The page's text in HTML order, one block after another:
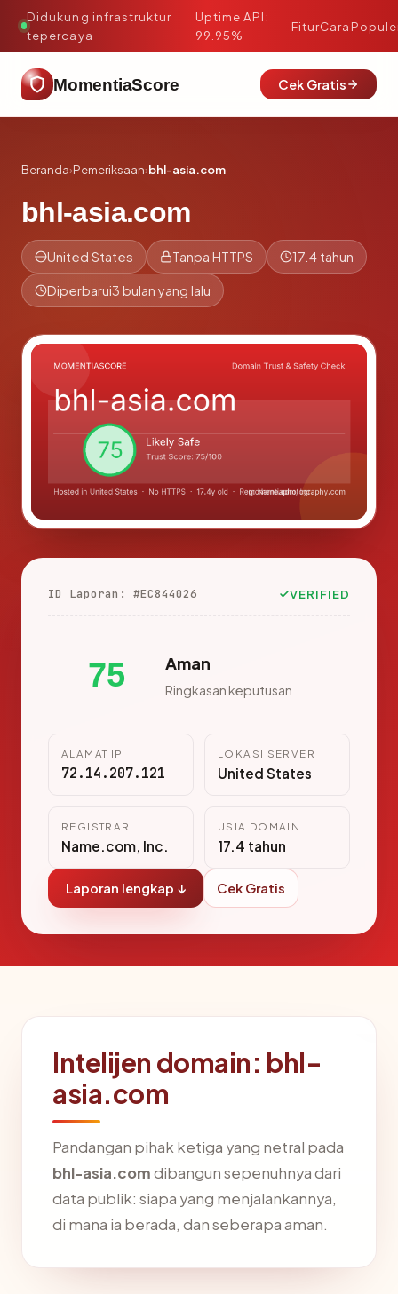
Didukung infrastruktur
tepercaya
·
Uptime API:
99.95%
FiturCara
MomentiaScore Cek Gratis
Beranda›Pemeriksaan›bhl-asia.com
bhl-asia.com
United States Tanpa HTTPS 17.4 tahun
Diperbarui3 bulan yang lalu
ID Laporan: #EC844026 VERIFIED
75 Aman
Ringkasan keputusan
ALAMAT IP
72.14.207.121
LOKASI SERVER
United States
REGISTRAR
Name.com, Inc.
USIA DOMAIN
17.4 tahun
Laporan lengkap ↓ Cek Gratis
Intelijen domain: bhl-
asia.com
Pandangan pihak ketiga yang netral pada
bhl-asia.comdibangun sepenuhnya dari
data publik: siapa yang menjalankannya,
di mana ia berada, dan seberapa aman.